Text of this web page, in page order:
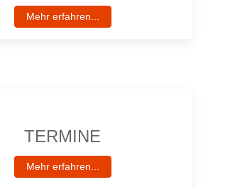
Mehr erfahren...
TERMINE
Mehr erfahren...